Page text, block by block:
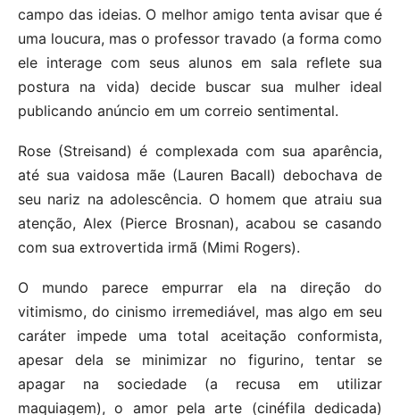
campo das ideias. O melhor amigo tenta avisar que é
uma loucura, mas o professor travado (a forma como
ele interage com seus alunos em sala reflete sua
postura na vida) decide buscar sua mulher ideal
publicando anúncio em um correio sentimental.
Rose (Streisand) é complexada com sua aparência,
até sua vaidosa mãe (Lauren Bacall) debochava de
seu nariz na adolescência. O homem que atraiu sua
atenção, Alex (Pierce Brosnan), acabou se casando
com sua extrovertida irmã (Mimi Rogers).
O mundo parece empurrar ela na direção do
vitimismo, do cinismo irremediável, mas algo em seu
caráter impede uma total aceitação conformista,
apesar dela se minimizar no figurino, tentar se
apagar na sociedade (a recusa em utilizar
maquiagem), o amor pela arte (cinéfila dedicada)